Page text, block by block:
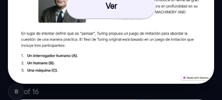
Ver
8 of 16